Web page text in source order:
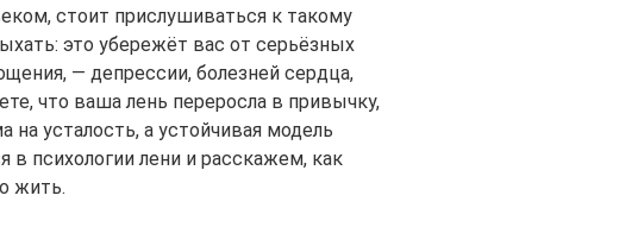
стоит прислушиваться к такому
это убережёт вас от серьёзных
— депрессии, болезней сердца,
что ваша лень переросла в привычку,
на усталость, а устойчивая модель
в психологии лени и расскажем, как
жить.